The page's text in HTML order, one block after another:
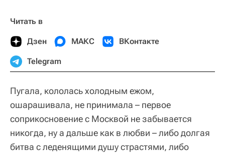
Читать в
Дзен МАКС ВКонтакте
Telegram
Пугала, кололась холодным ежом,
ошарашивала, не принимала – первое
соприкосновение с Москвой не забывается
никогда, ну а дальше как в любви – либо долгая
битва с леденящими душу страстями, либо